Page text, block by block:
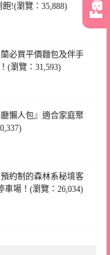
!(瀏覽：35,888)
必買平價麵包及伴手
(瀏覽：31,593)
懶人包』適合家庭聚
約制的森林系秘境客
車場！(瀏覽：26,034)